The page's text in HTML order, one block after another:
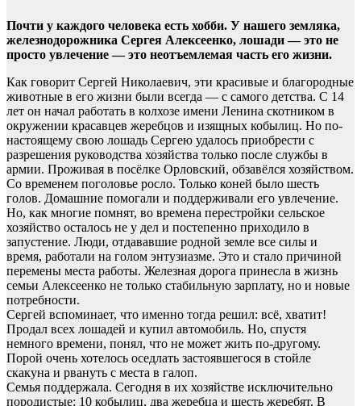
Почти у каждого человека есть хобби. У нашего земляка,
железнодорожника Сергея Алексеенко, лошади — это не
просто увлечение — это неотъемлемая часть его жизни.
Как говорит Сергей Николаевич, эти красивые и благородные
животные в его жизни были всегда — с самого детства. С 14
лет он начал работать в колхозе имени Ленина скотником в
окружении красавцев жеребцов и изящных кобылиц. Но по-
настоящему свою лошадь Сергею удалось приобрести с
разрешения руководства хозяйства только после службы в
армии. Проживая в посёлке Орловский, обзавёлся хозяйством.
Со временем поголовье росло. Только коней было шесть
голов. Домашние помогали и поддерживали его увлечение.
Но, как многие помнят, во времена перестройки сельское
хозяйство осталось не у дел и постепенно приходило в
запустение. Люди, отдававшие родной земле все силы и
время, работали на голом энтузиазме. Это и стало причиной
перемены места работы. Железная дорога принесла в жизнь
семьи Алексеенко не только стабильную зарплату, но и новые
потребности.
Сергей вспоминает, что именно тогда решил: всё, хватит!
Продал всех лошадей и купил автомобиль. Но, спустя
немного времени, понял, что не может жить по-другому.
Порой очень хотелось оседлать застоявшегося в стойле
скакуна и рвануть с места в галоп.
Семья поддержала. Сегодня в их хозяйстве исключительно
породистые: 10 кобылиц, два жеребца и шесть жеребят. В